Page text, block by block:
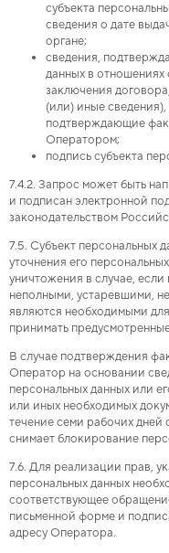
субъекта
сведения о дате
органе;
сведения,
данных в
заключения
(или) иные
подтверждающие
Оператором;
подпись субъекта
7.4.2. Запрос может быть
и подписан электронной
законодательством
7.5. Субъект персональных
уточнения его
уничтожения в случае,
неполными, устаревшими,
являются необходимыми
принимать
В случае подтверждения
Оператор на основании
персональных данных или
или иных необходимых
течение семи рабочих дней
снимает блокирование
7.6. Для реализации прав,
персональных данных
соответствующее
письменной форме и
адресу Оператора.